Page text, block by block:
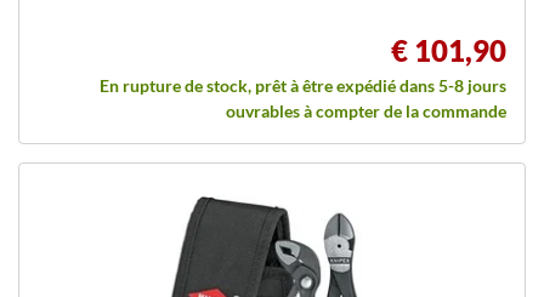
€ 101,90
En rupture de stock, prêt à être expédié dans 5-8 jours
ouvrables à compter de la commande